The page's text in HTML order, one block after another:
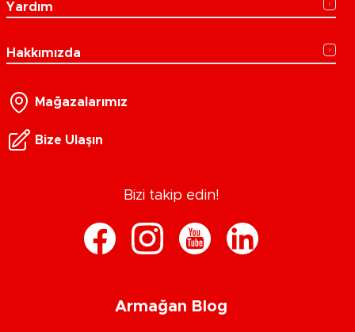
Yardım
Hakkımızda
Mağazalarımız
Bize Ulaşın
Bizi takip edin!
Armağan Blog